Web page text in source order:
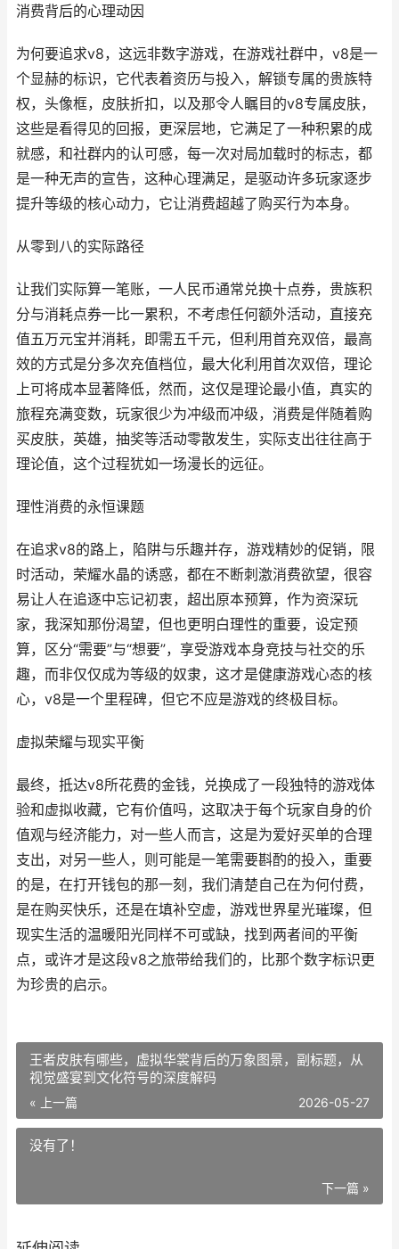
消费背后的心理动因
为何要追求v8，这远非数字游戏，在游戏社群中，v8是一
个显赫的标识，它代表着资历与投入，解锁专属的贵族特
权，头像框，皮肤折扣，以及那令人瞩目的v8专属皮肤，
这些是看得见的回报，更深层地，它满足了一种积累的成
就感，和社群内的认可感，每一次对局加载时的标志，都
是一种无声的宣告，这种心理满足，是驱动许多玩家逐步
提升等级的核心动力，它让消费超越了购买行为本身。
从零到八的实际路径
让我们实际算一笔账，一人民币通常兑换十点券，贵族积
分与消耗点券一比一累积，不考虑任何额外活动，直接充
值五万元宝并消耗，即需五千元，但利用首充双倍，最高
效的方式是分多次充值档位，最大化利用首次双倍，理论
上可将成本显著降低，然而，这仅是理论最小值，真实的
旅程充满变数，玩家很少为冲级而冲级，消费是伴随着购
买皮肤，英雄，抽奖等活动零散发生，实际支出往往高于
理论值，这个过程犹如一场漫长的远征。
理性消费的永恒课题
在追求v8的路上，陷阱与乐趣并存，游戏精妙的促销，限
时活动，荣耀水晶的诱惑，都在不断刺激消费欲望，很容
易让人在追逐中忘记初衷，超出原本预算，作为资深玩
家，我深知那份渴望，但也更明白理性的重要，设定预
算，区分“需要”与“想要”，享受游戏本身竞技与社交的乐
趣，而非仅仅成为等级的奴隶，这才是健康游戏心态的核
心，v8是一个里程碑，但它不应是游戏的终极目标。
虚拟荣耀与现实平衡
最终，抵达v8所花费的金钱，兑换成了一段独特的游戏体
验和虚拟收藏，它有价值吗，这取决于每个玩家自身的价
值观与经济能力，对一些人而言，这是为爱好买单的合理
支出，对另一些人，则可能是一笔需要斟酌的投入，重要
的是，在打开钱包的那一刻，我们清楚自己在为何付费，
是在购买快乐，还是在填补空虚，游戏世界星光璀璨，但
现实生活的温暖阳光同样不可或缺，找到两者间的平衡
点，或许才是这段v8之旅带给我们的，比那个数字标识更
为珍贵的启示。
王者皮肤有哪些，虚拟华裳背后的万象图景，副标题，从
视觉盛宴到文化符号的深度解码
« 上一篇 2026-05-27
没有了！
下一篇 »